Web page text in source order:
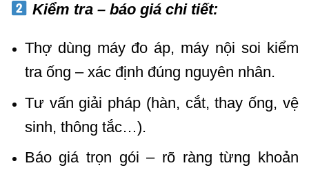
Kiểm tra – báo giá chi tiết:
Thợ dùng máy đo áp, máy nội soi kiểm
tra ống – xác định đúng nguyên nhân.
Tư vấn giải pháp (hàn, cắt, thay ống, vệ
sinh, thông tắc…).
Báo giá trọn gói – rõ ràng từng khoản